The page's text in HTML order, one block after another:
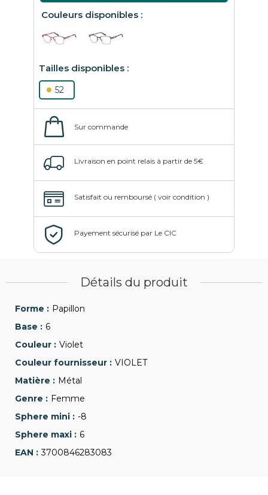
52
Détails du produit
Papillon
6
Violet
VIOLET
Métal
Femme
-8
6
3700846283083